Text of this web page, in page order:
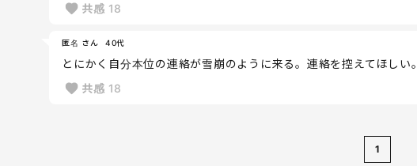
共感 18
匿名 さん 40代
とにかく自分本位の連絡が雪崩のように来る。連絡を控えてほしい。
共感 18
1